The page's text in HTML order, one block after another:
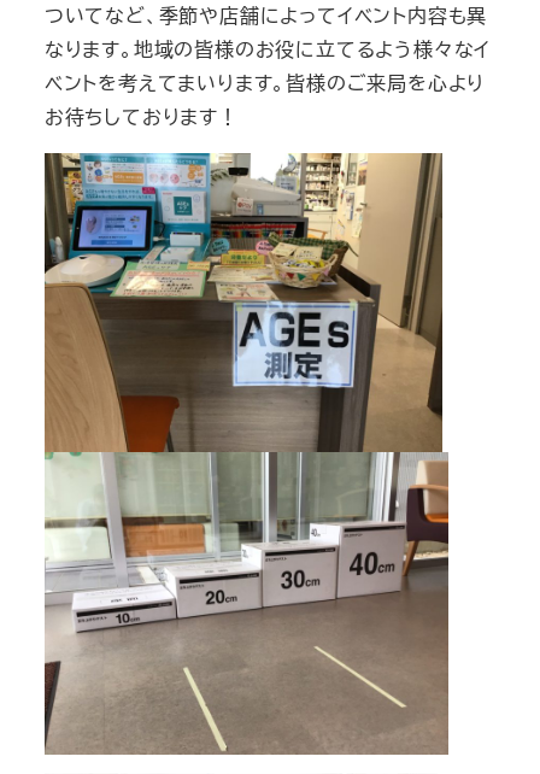
ついてなど、季節や店舗によってイベント内容も異
なります。地域の皆様のお役に立てるよう様々なイ
ベントを考えてまいります。皆様のご来局を心より
お待ちしております！